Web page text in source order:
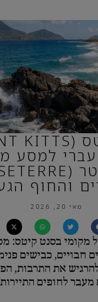
למסע
והחוף
מאי 20, 2026
מקומי בסנט קיטס:
חבויים, כבישים
את התרבות,
מעבר לחופים